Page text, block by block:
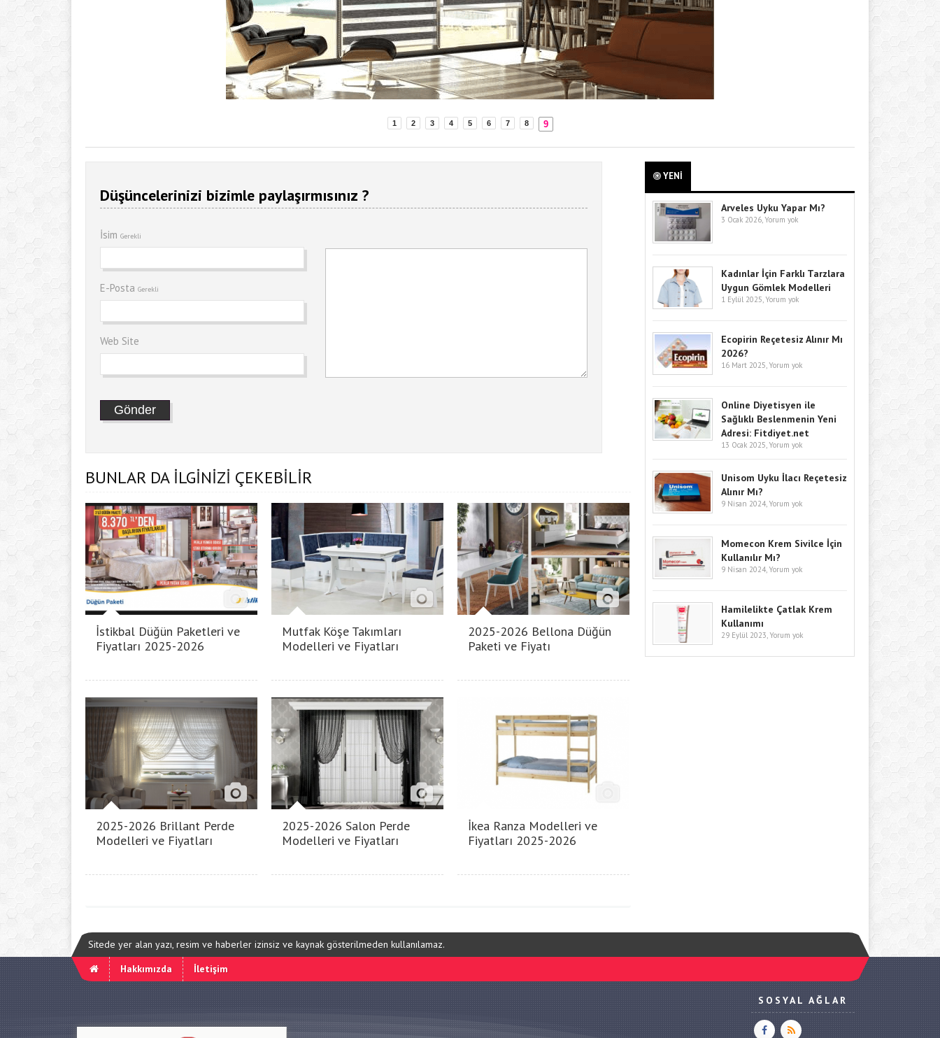
1 2 3 4 5 6 7 8 9
Düşüncelerinizi bizimle paylaşırmısınız ?
İsim Gerekli
E-Posta Gerekli
Web Site
BUNLAR DA İLGİNİZİ ÇEKEBİLİR
İstikbal Düğün Paketleri ve
Fiyatları 2025-2026
Mutfak Köşe Takımları
Modelleri ve Fiyatları
2025-2026 Bellona Düğün
Paketi ve Fiyatı
2025-2026 Brillant Perde
Modelleri ve Fiyatları
2025-2026 Salon Perde
Modelleri ve Fiyatları
İkea Ranza Modelleri ve
Fiyatları 2025-2026
YENİ
Arveles Uyku Yapar Mı?
3 Ocak 2026, Yorum yok
Kadınlar İçin Farklı Tarzlara
Uygun Gömlek Modelleri
1 Eylül 2025, Yorum yok
Ecopirin Reçetesiz Alınır Mı
2026?
16 Mart 2025, Yorum yok
Online Diyetisyen ile
Sağlıklı Beslenmenin Yeni
Adresi: Fitdiyet.net
13 Ocak 2025, Yorum yok
Unisom Uyku İlacı Reçetesiz
Alınır Mı?
9 Nisan 2024, Yorum yok
Momecon Krem Sivilce İçin
Kullanılır Mı?
9 Nisan 2024, Yorum yok
Hamilelikte Çatlak Krem
Kullanımı
29 Eylül 2023, Yorum yok
Sitede yer alan yazı, resim ve haberler izinsiz ve kaynak gösterilmeden kullanılamaz.
Hakkımızda
İletişim
SOSYAL AĞLAR